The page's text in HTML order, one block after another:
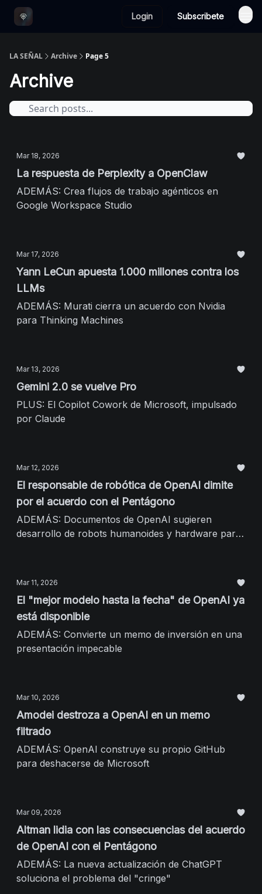
Login Subscribete
LA SEÑAL Archive Page 5
Archive
Mar 18, 2026
La respuesta de Perplexity a OpenClaw
ADEMÁS: Crea flujos de trabajo agénticos en
Google Workspace Studio
Mar 17, 2026
Yann LeCun apuesta 1.000 millones contra los
LLMs
ADEMÁS: Murati cierra un acuerdo con Nvidia
para Thinking Machines
Mar 13, 2026
Gemini 2.0 se vuelve Pro
PLUS: El Copilot Cowork de Microsoft, impulsado
por Claude
Mar 12, 2026
El responsable de robótica de OpenAI dimite
por el acuerdo con el Pentágono
ADEMÁS: Documentos de OpenAI sugieren
desarrollo de robots humanoides y hardware para
Mar 11, 2026
El "mejor modelo hasta la fecha" de OpenAI ya
está disponible
ADEMÁS: Convierte un memo de inversión en una
presentación impecable
Mar 10, 2026
Amodei destroza a OpenAI en un memo
filtrado
ADEMÁS: OpenAI construye su propio GitHub
para deshacerse de Microsoft
Mar 09, 2026
Altman lidia con las consecuencias del acuerdo
de OpenAI con el Pentágono
ADEMÁS: La nueva actualización de ChatGPT
soluciona el problema del "cringe"